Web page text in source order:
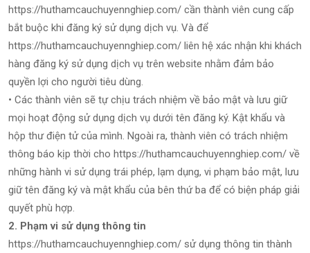
https://huthamcauchuyennghiep.com/ cần thành viên cung cấp
bắt buộc khi đăng ký sử dụng dịch vụ. Và để
https://huthamcauchuyennghiep.com/ liên hệ xác nhận khi khách
hàng đăng ký sử dụng dịch vụ trên website nhằm đảm bảo
quyền lợi cho người tiêu dùng.
• Các thành viên sẽ tự chịu trách nhiệm về bảo mật và lưu giữ
mọi hoạt động sử dụng dịch vụ dưới tên đăng ký. Kật khẩu và
hộp thư điện tử của mình. Ngoài ra, thành viên có trách nhiệm
thông báo kịp thời cho https://huthamcauchuyennghiep.com/ về
những hành vi sử dụng trái phép, lạm dụng, vi phạm bảo mật, lưu
giữ tên đăng ký và mật khẩu của bên thứ ba để có biện pháp giải
quyết phù hợp.
2. Phạm vi sử dụng thông tin
https://huthamcauchuyennghiep.com/ sử dụng thông tin thành